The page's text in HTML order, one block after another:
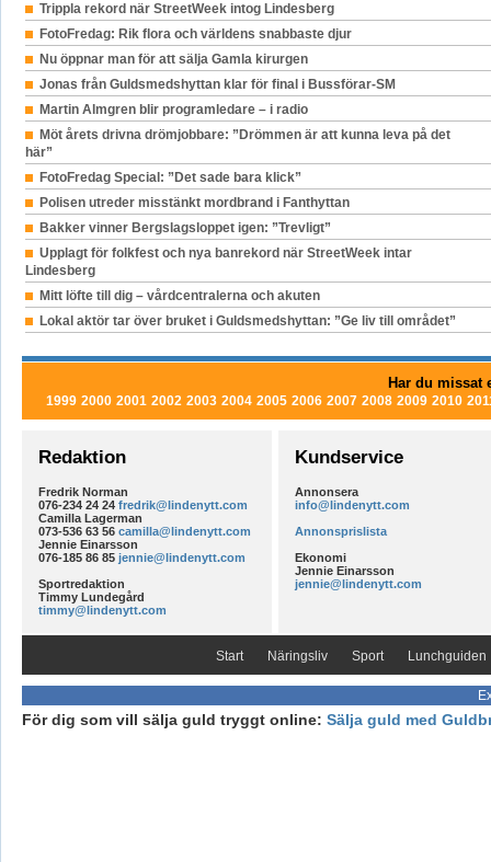
Trippla rekord när StreetWeek intog Lindesberg
FotoFredag: Rik flora och världens snabbaste djur
Nu öppnar man för att sälja Gamla kirurgen
Jonas från Guldsmedshyttan klar för final i Bussförar-SM
Martin Almgren blir programledare – i radio
Möt årets drivna drömjobbare: ”Drömmen är att kunna leva på det
här”
FotoFredag Special: ”Det sade bara klick”
Polisen utreder misstänkt mordbrand i Fanthyttan
Bakker vinner Bergslagsloppet igen: ”Trevligt”
Upplagt för folkfest och nya banrekord när StreetWeek intar
Lindesberg
Mitt löfte till dig – vårdcentralerna och akuten
Lokal aktör tar över bruket i Guldsmedshyttan: ”Ge liv till området”
Har du missat
1999 2000 2001 2002 2003 2004 2005 2006 2007 2008 2009 2010
Redaktion
Fredrik Norman
076-234 24 24 fredrik@lindenytt.com
Camilla Lagerman
073-536 63 56 camilla@lindenytt.com
Jennie Einarsson
076-185 86 85 jennie@lindenytt.com
Sportredaktion
Timmy Lundegård
timmy@lindenytt.com
Kundservice
Annonsera
info@lindenytt.com
Annonsprislista
Ekonomi
Jennie Einarsson
jennie@lindenytt.com
Start Näringsliv Sport Lunchguiden
För dig som vill sälja guld tryggt online: Sälja guld med